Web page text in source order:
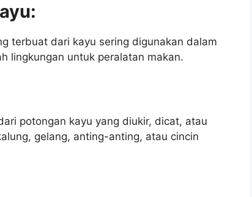
terbuat dari kayu sering digunakan dalam
lingkungan untuk peralatan makan.
potongan kayu yang diukir, dicat, atau
gelang, anting-anting, atau cincin